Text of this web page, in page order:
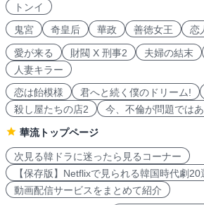
トンイ
鬼宮
奇皇后 華政 善徳女王 恋
愛が来る 財閥 X 刑事2 夫婦の結末
人妻キラー
恋は飴模様
君へと続く僕のドリーム!
殺し屋たちの店2
今、不倫が問題では
華流トップページ
次見る韓ドラに迷ったら見るコーナー
【保存版】Netflixで見られる韓国時代劇20
動画配信サービスをまとめて紹介